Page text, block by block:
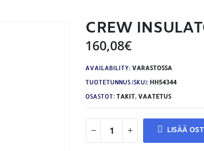
CREW
160,08€
AVAILABILITY: VARASTOSSA
TUOTETUNNUS (SKU): HH54344
OSASTOT: TAKIT, VAATETUS
LISÄÄ